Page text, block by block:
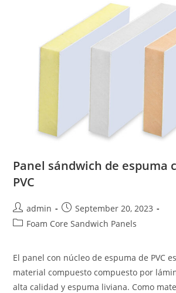
Panel sándwich de espuma
PVC
Post
author:
admin
Post
published:
September 20, 2023
PostFoam Core Sandwich Panels
El panel con núcleo de espuma de PVC
material compuesto compuesto por
alta calidad y espuma liviana. Como